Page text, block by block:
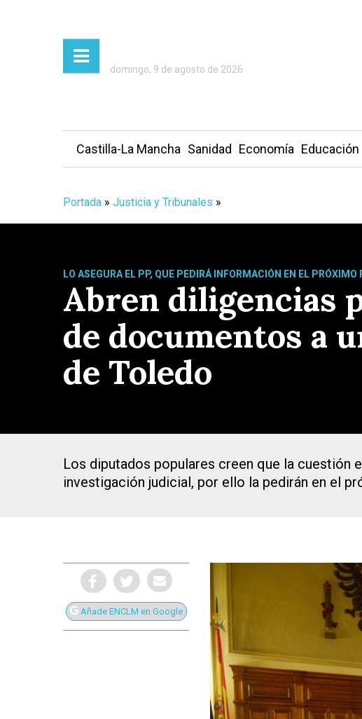
Presiona Intro para buscar o ESC para cerrar
domingo, 9 de agosto de 2026
Castilla-La Mancha Sanidad Economía Educación
Portada » Justicia y Tribunales »
LO ASEGURA EL PP, QUE PEDIRÁ INFORMACIÓN EN EL PRÓXIMO
Abren diligencias
de documentos a
de Toledo
Los diputados populares creen que la cuestión
investigación judicial, por ello la pedirán en el
Añade ENCLM en Google